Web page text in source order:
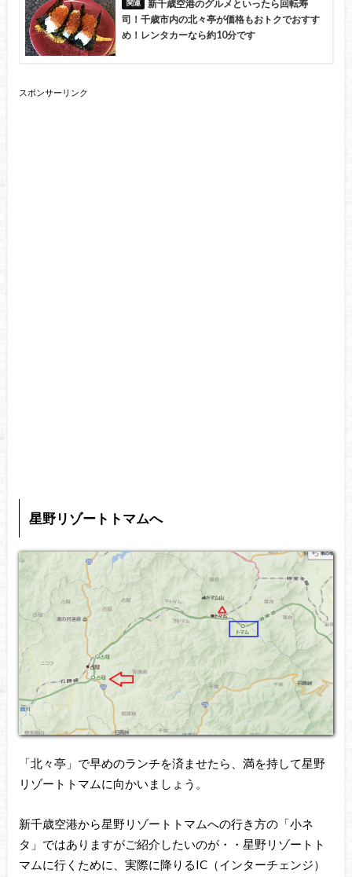
新千歳空港のグルメといったら回転寿
司！千歳市内の北々亭が価格もおトクでおすす
め！レンタカーなら約10分です
スポンサーリンク
星野リゾートトマムへ
「北々亭」で早めのランチを済ませたら、満を持して星野
リゾートトマムに向かいましょう。
新千歳空港から星野リゾートトマムへの行き方の「小ネ
タ」ではありますがご紹介したいのが・・星野リゾートト
マムに行くために、実際に降りるIC（インターチェンジ）